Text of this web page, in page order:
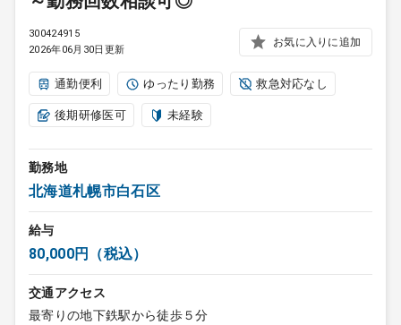
300424915
2026年06月30日更新
お気に入りに追加
通勤便利 ゆったり勤務 救急対応なし
後期研修医可 未経験
勤務地
北海道札幌市白石区
給与
80,000円（税込）
交通アクセス
最寄りの地下鉄駅から徒歩５分